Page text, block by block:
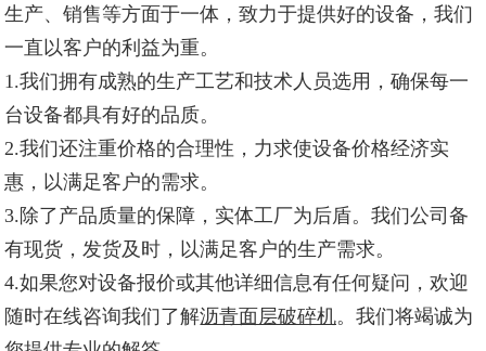
生产、销售等方面于一体，致力于提供好的设备，我们
一直以客户的利益为重。
1.我们拥有成熟的生产工艺和技术人员选用，确保每一
台设备都具有好的品质。
2.我们还注重价格的合理性，力求使设备价格经济实
惠，以满足客户的需求。
3.除了产品质量的保障，实体工厂为后盾。我们公司备
有现货，发货及时，以满足客户的生产需求。
4.如果您对设备报价或其他详细信息有任何疑问，欢迎
随时在线咨询我们了解沥青面层破碎机。我们将竭诚为